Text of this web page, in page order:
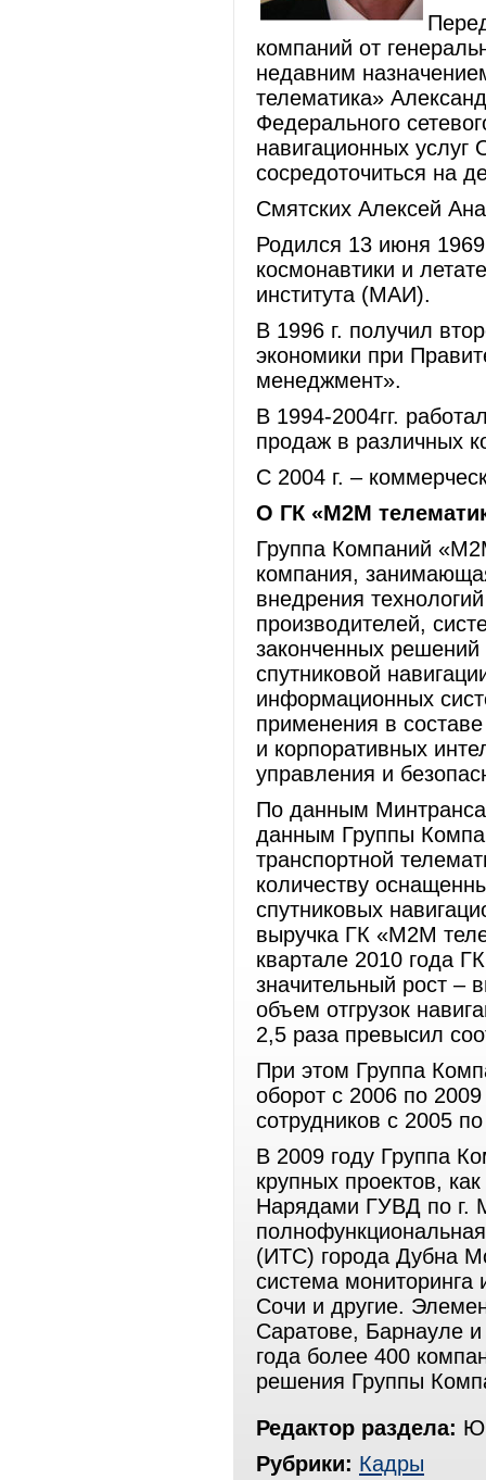
компаний от
недавним
телематика»
Федерального
навигационных
сосредоточиться на
Смятских Алексей
Родился 13 июня
космонавтики и
института (МАИ).
В 1996 г. получил
экономики при
менеджмент».
В 1994-2004гг.
продаж в различных
C 2004 г. –
О ГК «М2М
Группа Компаний
компания,
внедрения
производителей,
законченных решений
спутниковой
информационных
применения в
и корпоративных
управления и
По данным
данным Группы
транспортной
количеству
спутниковых
выручка ГК «М2М
квартале 2010 года
значительный рост –
объем отгрузок
2,5 раза превысил
При этом Группа
оборот с 2006 по
сотрудников с 2005
В 2009 году Группа
крупных проектов,
Нарядами ГУВД по
(ИТС) города Дубна
система мониторинга
Сочи и другие.
Саратове, Барнауле и
года более 400
решения Группы
Редактор раздела:
Рубрики: Кадры